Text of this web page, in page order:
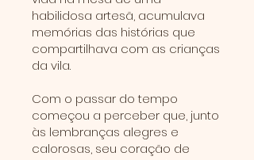
habilidosa artesã, acumulava
memórias das histórias que
compartilhava com as crianças
da vila.
Com o passar do tempo
começou a perceber que, junto
às lembranças alegres e
calorosas, seu coração de